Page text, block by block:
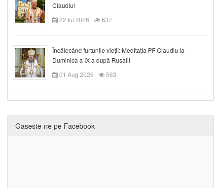
Claudiu!
22 Iul 2026
637
Încălecând furtunile vieții: Meditația PF Claudiu la
Duminica a IX-a după Rusalii
01 Aug 2026
563
Gaseste-ne pe Facebook